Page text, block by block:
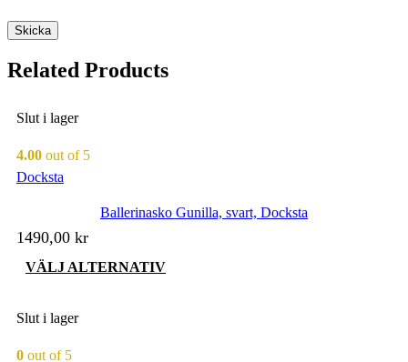
Related Products
Slut i lager
4.00 out of 5
Docksta
Ballerinasko Gunilla, svart, Docksta
1490,00 kr
VÄLJ ALTERNATIV
Slut i lager
0 out of 5